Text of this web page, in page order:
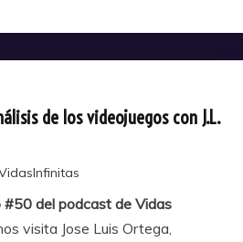
de los videojuegos con J.L.
#50 del podcast de Vidas
visita Jose Luis Ortega,